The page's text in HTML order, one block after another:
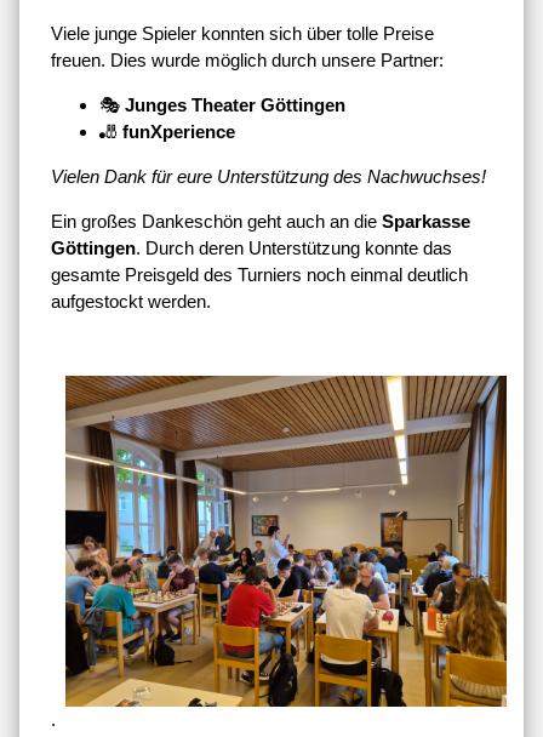
Viele junge Spieler konnten sich über tolle Preise
freuen. Dies wurde möglich durch unsere Partner:
🎭 Junges Theater Göttingen
🎳 funXperience
Vielen Dank für eure Unterstützung des Nachwuchses!
Ein großes Dankeschön geht auch an die Sparkasse
Göttingen. Durch deren Unterstützung konnte das
gesamte Preisgeld des Turniers noch einmal deutlich
aufgestockt werden.
.